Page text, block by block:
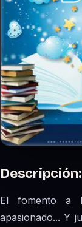
Descripción:
El fomento a
apasionado... Y